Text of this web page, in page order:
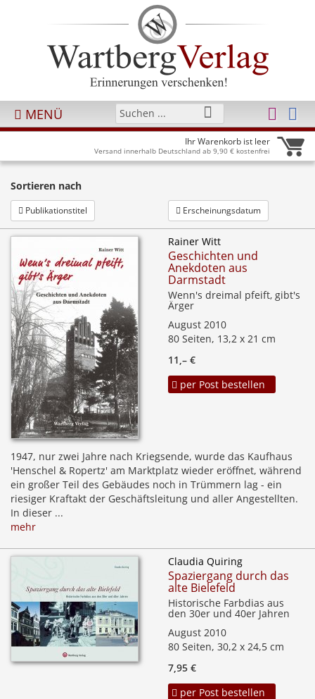
MENÜ
Ihr Warenkorb ist leer
Versand innerhalb Deutschland ab 9,90 € kostenfrei
Sortieren nach
Publikationstitel Erscheinungsdatum
Rainer Witt
Geschichten und
Anekdoten aus
Darmstadt
Wenn's dreimal pfeift, gibt's
Ärger
August 2010
80 Seiten, 13,2 x 21 cm
11,– €
per Post bestellen
1947, nur zwei Jahre nach Kriegsende, wurde das Kaufhaus
'Henschel & Ropertz' am Marktplatz wieder eröffnet, während
ein großer Teil des Gebäudes noch in Trümmern lag - ein
riesiger Kraftakt der Geschäftsleitung und aller Angestellten.
In dieser ...
mehr
Claudia Quiring
Spaziergang durch das
alte Bielefeld
Historische Farbdias aus
den 30er und 40er Jahren
August 2010
80 Seiten, 30,2 x 24,5 cm
7,95 €
per Post bestellen